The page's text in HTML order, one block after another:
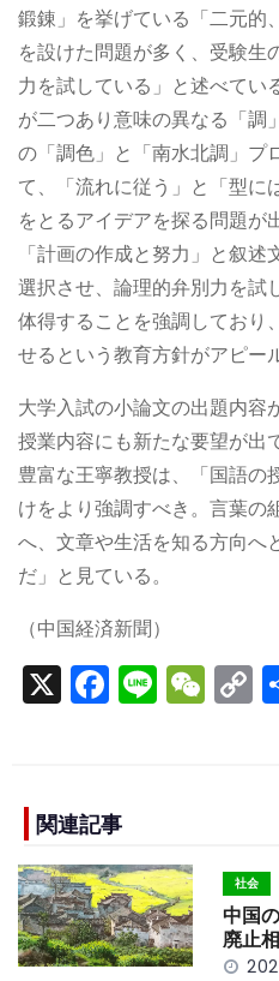
鍛錬」を挙げている「二元的
を設けた問題が多く、受験生
力を試している」と述べてい
が二つあり意味の異なる「調
の「調色」と「南水北調」プ
て、「流れに従う」と「型に
をとるアイデアを探る問題が
「計画の作成と努力」と叙
選択させ、論理的弁別力を試
体得することを強調しており
せるという教育方針がアピー
大学入試の小論文の出題内容
授業内容にも新たな要望が出
豊富な王寧教授は、「国語の
けをより強調すべき。言葉の
へ、文章や生活を知る方向へ
だ」と見ている。
（中国経済新聞）
X F
a
e
b
o
o
k
Li
n
W
e o
n
k
関連記事
社会
中国
廃止